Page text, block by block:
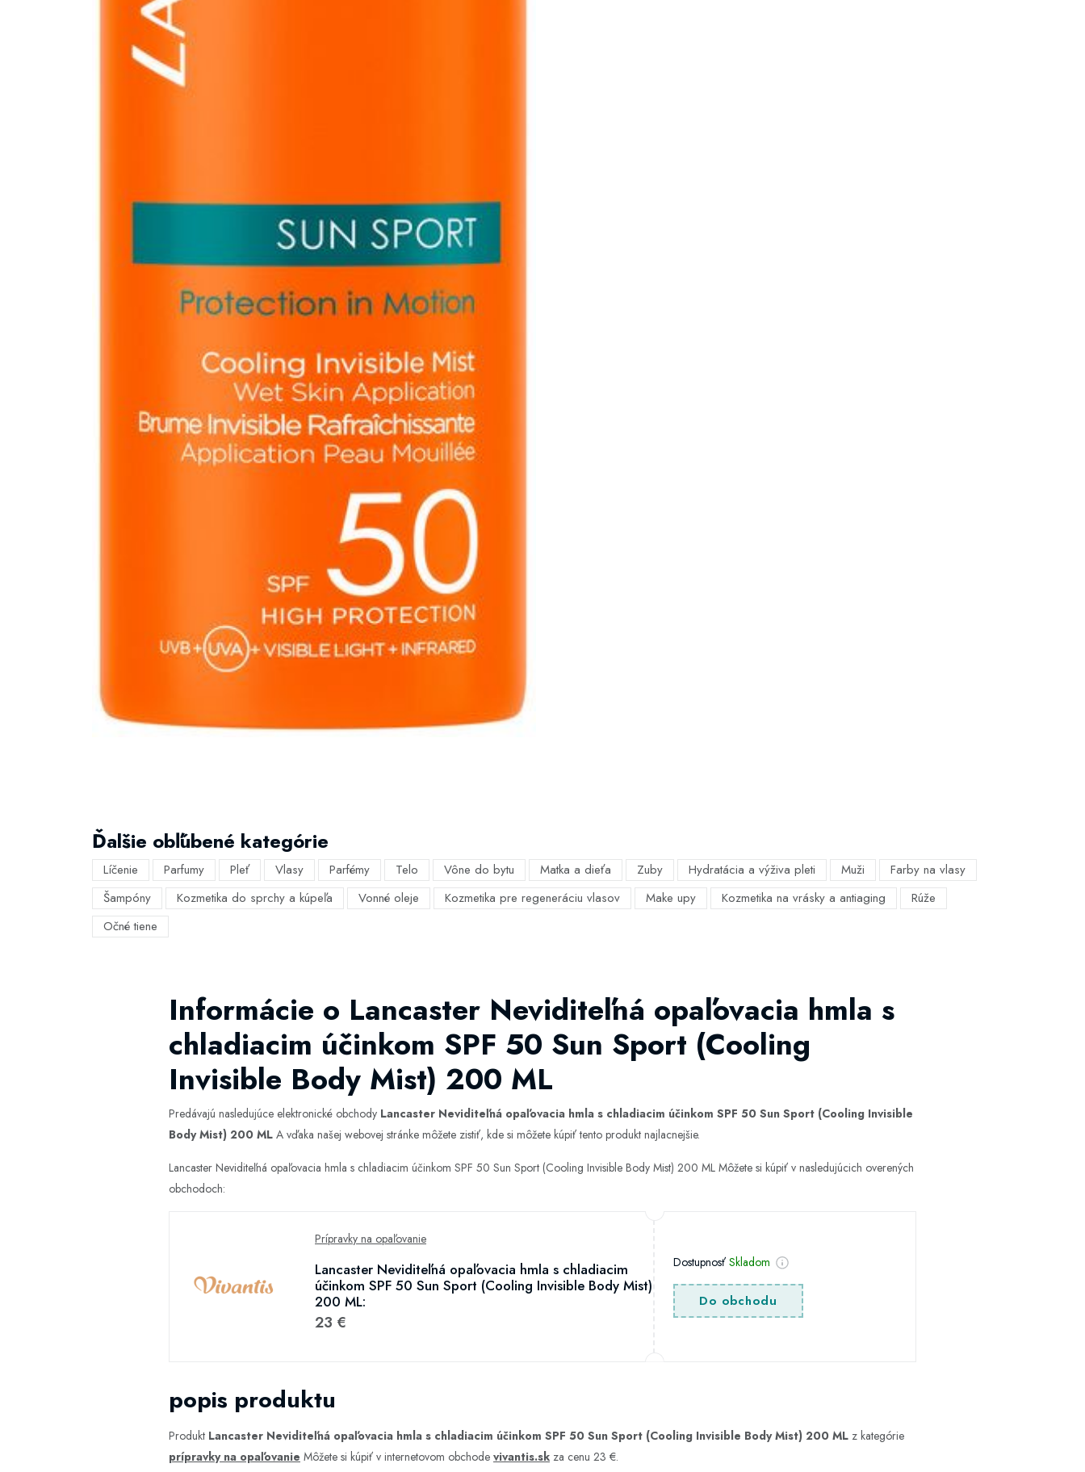
Ďalšie obľúbené kategórie
Líčenie Parfumy Pleť Vlasy Parfémy Telo Vône do bytu Matka a dieťa Zuby Hydratácia a výživa pleti Muži
Farby na vlasy
Šampóny
Kozmetika do sprchy a kúpeľa Vonné oleje Kozmetika pre regeneráciu vlasov Make upy Kozmetika na vrásky a antiaging
Rúže
Očné tiene
Informácie o Lancaster Neviditeľná opaľovacia hmla s
chladiacim účinkom SPF 50 Sun Sport (Cooling
Invisible Body Mist) 200 ML
Predávajú nasledujúce elektronické obchody Lancaster Neviditeľná opaľovacia hmla s chladiacim účinkom SPF 50 Sun Sport (Cooling Invisible
Body Mist) 200 ML A vďaka našej webovej stránke môžete zistiť, kde si môžete kúpiť tento produkt najlacnejšie.
Lancaster Neviditeľná opaľovacia hmla s chladiacim účinkom SPF 50 Sun Sport (Cooling Invisible Body Mist) 200 ML Môžete si kúpiť v nasledujúcich overených
obchodoch:
Prípravky na opaľovanie
Lancaster Neviditeľná opaľovacia hmla s chladiacim
účinkom SPF 50 Sun Sport (Cooling Invisible Body Mist)
200 ML:
23 €
DostupnosťSkladom
Do obchodu
popis produktu
Produkt Lancaster Neviditeľná opaľovacia hmla s chladiacim účinkom SPF 50 Sun Sport (Cooling Invisible Body Mist) 200 ML z kategórie
prípravky na opaľovanie Môžete si kúpiť v internetovom obchode vivantis.sk za cenu 23 €.